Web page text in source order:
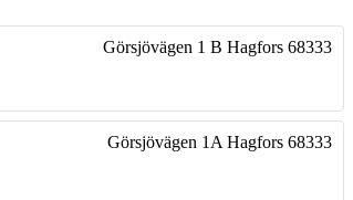
Görsjövägen 1 B Hagfors 68333
Görsjövägen 1A Hagfors 68333